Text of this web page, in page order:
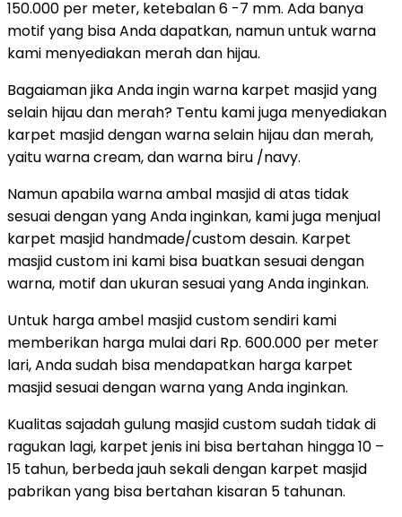
150.000 per meter, ketebalan 6 -7 mm. Ada banya
motif yang bisa Anda dapatkan, namun untuk warna
kami menyediakan merah dan hijau.
Bagaiaman jika Anda ingin warna karpet masjid yang
selain hijau dan merah? Tentu kami juga menyediakan
karpet masjid dengan warna selain hijau dan merah,
yaitu warna cream, dan warna biru /navy.
Namun apabila warna ambal masjid di atas tidak
sesuai dengan yang Anda inginkan, kami juga menjual
karpet masjid handmade/custom desain. Karpet
masjid custom ini kami bisa buatkan sesuai dengan
warna, motif dan ukuran sesuai yang Anda inginkan.
Untuk harga ambel masjid custom sendiri kami
memberikan harga mulai dari Rp. 600.000 per meter
lari, Anda sudah bisa mendapatkan harga karpet
masjid sesuai dengan warna yang Anda inginkan.
Kualitas sajadah gulung masjid custom sudah tidak di
ragukan lagi, karpet jenis ini bisa bertahan hingga 10 –
15 tahun, berbeda jauh sekali dengan karpet masjid
pabrikan yang bisa bertahan kisaran 5 tahunan.